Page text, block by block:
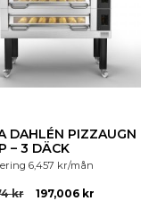
DAHLÉN PIZZAUGN
– 3 DÄCK
6,457 kr/mån
kr 197,006 kr